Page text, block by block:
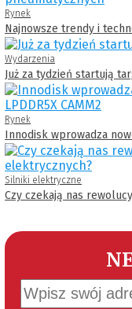
Rynek
Najnowsze trendy i
Wydarzenia
Już za tydzień startują
Rynek
Innodisk wprowadza
Silniki elektryczne
Czy czekają nas